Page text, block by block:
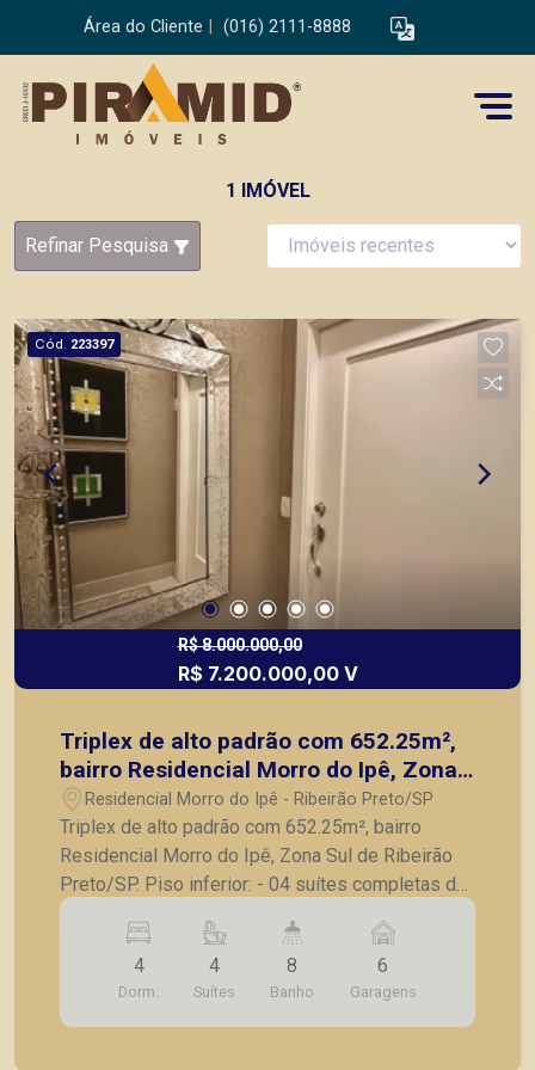
Área do Cliente (016) 2111-8888
1 IMÓVEL
Refinar Pesquisa
Cód. 223397
R$ 8.000.000,00
R$ 7.200.000,00 V
Triplex de alto padrão com 652.25m²,
bairro Residencial Morro do Ipê, Zona
Sul de Ribeirão Preto/SP.
Residencial Morro do Ipê - Ribeirão Preto/SP
Triplex de alto padrão com 652.25m², bairro
Residencial Morro do Ipê, Zona Sul de Ribeirão
Preto/SP. Piso inferior: - 04 suítes completas de
armários, sendo 01 master com closet, sapateira
e sacada; - Escritório. Piso Térreo: - Hall privativo;
- Lavabo; - Sala de estar; - Sala de jantar; - Sala
de descanso; - Varanda ampla fechada com vidro;
- Cozinha com armários planejados; - Despensa; -
4
Dorm.
4
Suítes
8
Banho
6
Garagens